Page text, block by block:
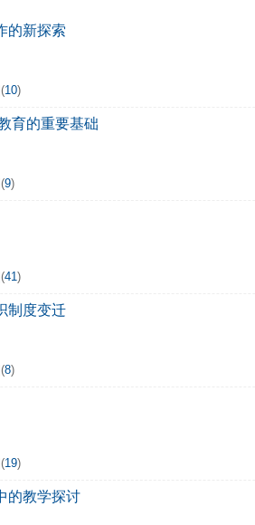
的新探索
(10)
育的重要基础
(9)
(41)
制度变迁
(8)
(19)
的教学探讨